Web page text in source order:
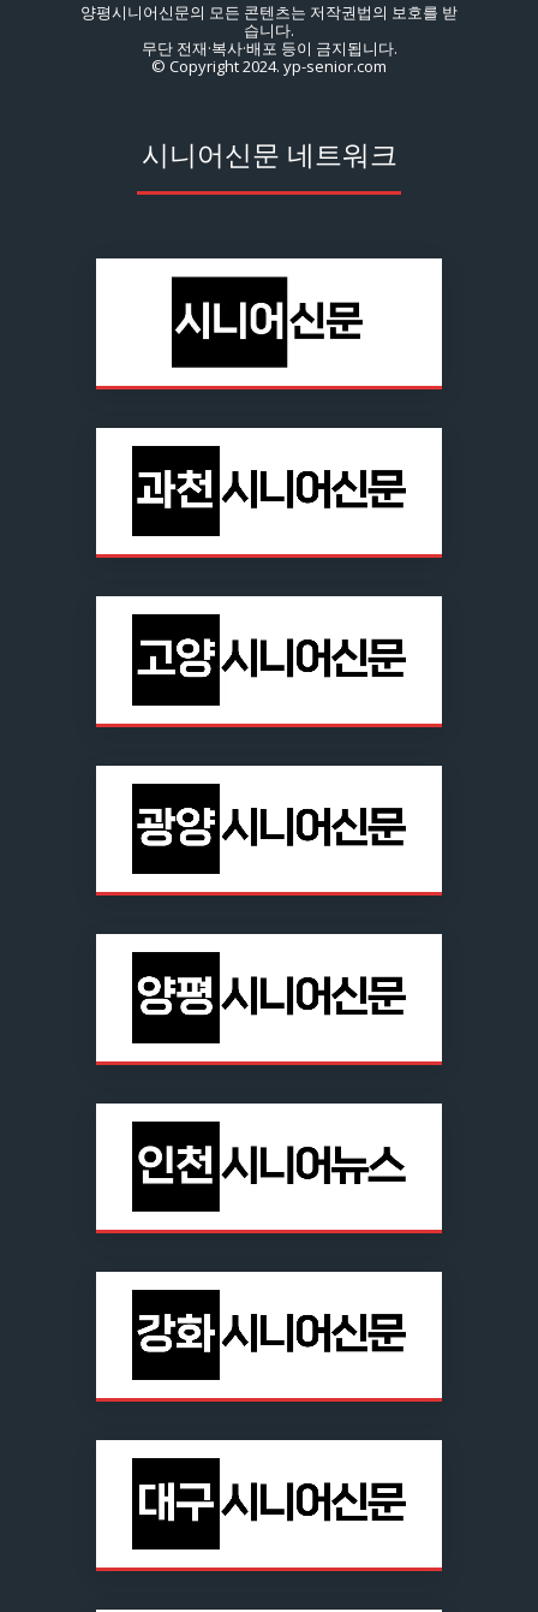
양평시니어신문의 모든 콘텐츠는 저작권법의 보호를 받
습니다.
무단 전재·복사·배포 등이 금지됩니다.
© Copyright 2024. yp-senior.com
시니어신문 네트워크